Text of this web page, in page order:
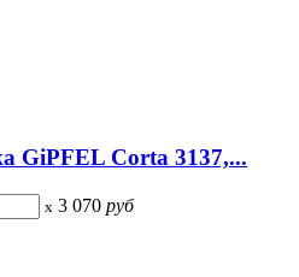
GiPFEL Corta 3137,...
x 3 070 руб